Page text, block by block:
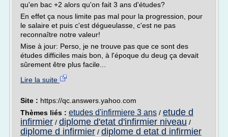
qu'en bac +2 alors qu'on fait 3 ans d'études?
En effet ça nous limite pas mal pour la progression, pour
le salaire et puis c'est dégueulasse, c'est ne pas
reconnaître notre valeur!
Mise à jour: Perso, je ne trouve pas que ce sont des
études difficiles mais bon, à l'époque du deug ça devait
sûrement être plus facile...
Lire la suite
Site : https://qc.answers.yahoo.com
Thèmes liés : etudes d'infirmiere 3 ans / etude d
infirmier / diplome d'etat d'infirmier niveau /
diplome d infirmier / diplome d etat d infirmier